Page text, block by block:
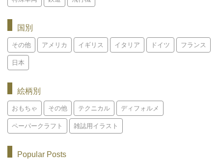
国別
その他 アメリカ イギリス イタリア ドイツ フランス
日本
絵柄別
おもちゃ その他 テクニカル ディフォルメ
ペーパークラフト 雑誌用イラスト
Popular Posts